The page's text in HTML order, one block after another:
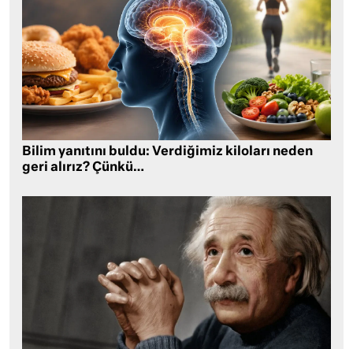
Bilim yanıtını buldu: Verdiğimiz kiloları neden
geri alırız? Çünkü…